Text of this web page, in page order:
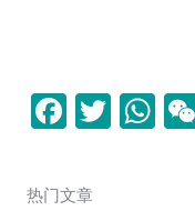
F
c
T
W
热门文章